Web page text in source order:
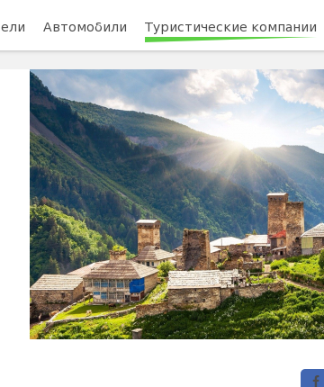
Автомобили Туристические компании